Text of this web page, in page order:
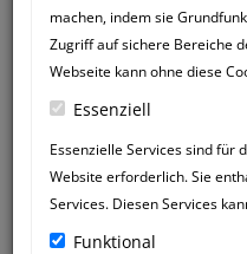
machen, indem sie
Zugriff auf sichere Bereiche
Webseite kann ohne diese
Essenziell
Essenzielle Services sind für
Website erforderlich. Sie
Services. Diesen Services
Funktional
NEUER
Zurück zum Gästebuch